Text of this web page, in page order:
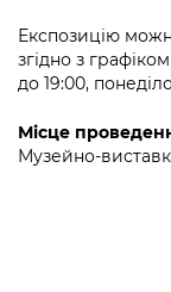
Експозицію
згідно з
до 19:00,
Місце
Музейно-